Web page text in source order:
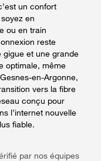
un confort
en
ou en train
reste
gigue et une grande
optimale, même
en-Argonne,
vers la fibre
conçu pour
l’internet nouvelle
fiable.
par nos équipes